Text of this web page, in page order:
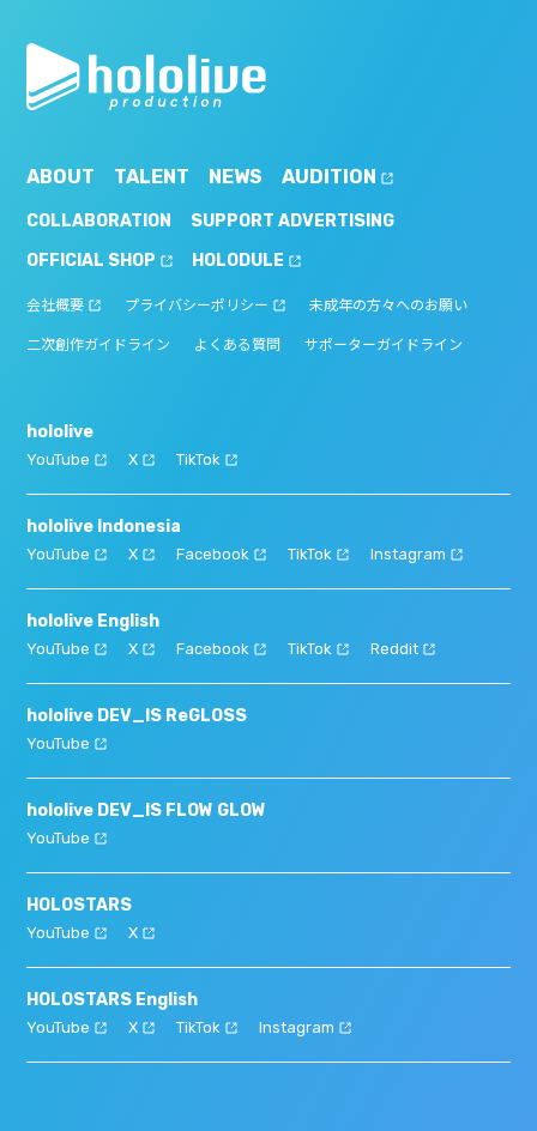
ABOUT TALENT NEWS AUDITION
COLLABORATION
SUPPORT ADVERTISING
OFFICIAL SHOP
HOLODULE
会社概要 プライバシーポリシー 未成年の方々へのお願い
二次創作ガイドライン よくある質問 サポーターガイドライン
hololive
YouTube X TikTok
hololive Indonesia
YouTube X Facebook TikTok Instagram
hololive English
YouTube X Facebook TikTok Reddit
hololive DEV_IS ReGLOSS
YouTube
hololive DEV_IS FLOW GLOW
YouTube
HOLOSTARS
YouTube X
HOLOSTARS English
YouTube X TikTok Instagram